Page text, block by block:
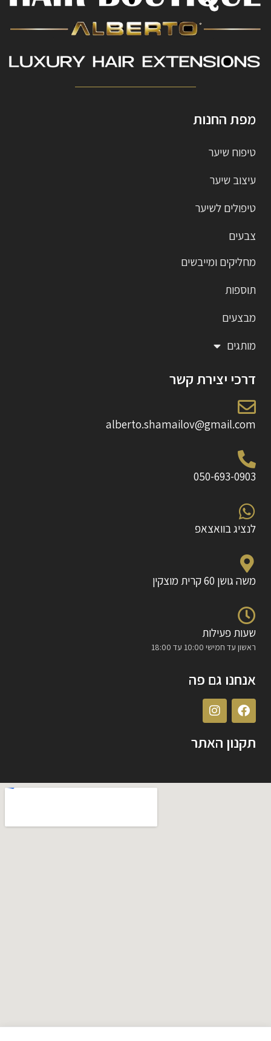
מפת החנות
טיפוח שיער
עיצוב שיער
טיפולים לשיער
צבעים
מחליקים ומייבשים
תוספות
מבצעים
מותגים
דרכי יצירת קשר
alberto.shamailov@gmail.com
050-693-0903
לנציג בוואצאפ
משה גושן 60 קרית מוצקין
שעות פעילות
ראשון עד חמישי 10:00 עד 18:00
אנחנו גם פה
תקנון האתר